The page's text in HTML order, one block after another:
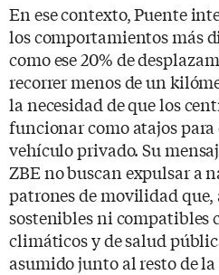
En ese contexto, Puente
los comportamientos más
como ese 20% de
recorrer menos de un
la necesidad de que los
funcionar como atajos
vehículo privado. Su
ZBE no buscan expulsar a
patrones de movilidad que,
sostenibles ni compatibles
climáticos y de salud
asumido junto al resto de